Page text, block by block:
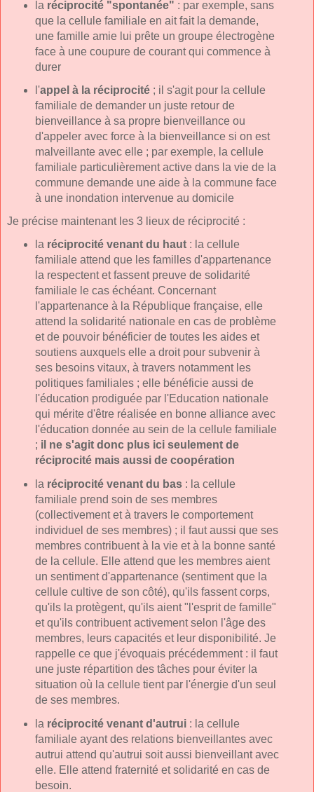
la réciprocité "spontanée" : par exemple, sans
que la cellule familiale en ait fait la demande,
une famille amie lui prête un groupe électrogène
face à une coupure de courant qui commence à
durer
l'appel à la réciprocité; il s'agit pour la cellule
familiale de demander un juste retour de
bienveillance à sa propre bienveillance ou
d'appeler avec force à la bienveillance si on est
malveillante avec elle ; par exemple, la cellule
familiale particulièrement active dans la vie de la
commune demande une aide à la commune face
à une inondation intervenue au domicile
Je précise maintenant les 3 lieux de réciprocité :
la réciprocité venant du haut: la cellule
familiale attend que les familles d'appartenance
la respectent et fassent preuve de solidarité
familiale le cas échéant. Concernant
l'appartenance à la République française, elle
attend la solidarité nationale en cas de problème
et de pouvoir bénéficier de toutes les aides et
soutiens auxquels elle a droit pour subvenir à
ses besoins vitaux, à travers notamment les
politiques familiales ; elle bénéficie aussi de
l'éducation prodiguée par l'Education nationale
qui mérite d'être réalisée en bonne alliance avec
l'éducation donnée au sein de la cellule familiale
; il ne s'agit donc plus ici seulement de
réciprocité mais aussi de coopération
la réciprocité venant du bas: la cellule
familiale prend soin de ses membres
(collectivement et à travers le comportement
individuel de ses membres) ; il faut aussi que ses
membres contribuent à la vie et à la bonne santé
de la cellule. Elle attend que les membres aient
un sentiment d'appartenance (sentiment que la
cellule cultive de son côté), qu'ils fassent corps,
qu'ils la protègent, qu'ils aient "l'esprit de famille"
et qu'ils contribuent activement selon l'âge des
membres, leurs capacités et leur disponibilité. Je
rappelle ce que j'évoquais précédemment : il faut
une juste répartition des tâches pour éviter la
situation où la cellule tient par l'énergie d'un seul
de ses membres.
la réciprocité venant d'autrui: la cellule
familiale ayant des relations bienveillantes avec
autrui attend qu'autrui soit aussi bienveillant avec
elle. Elle attend fraternité et solidarité en cas de
besoin.